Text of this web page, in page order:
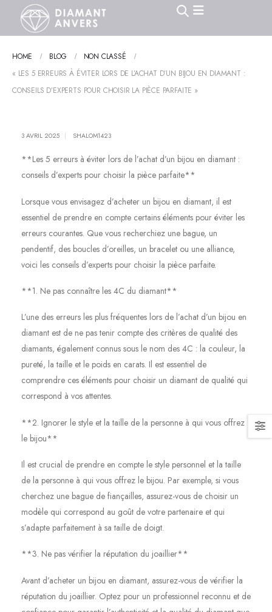
HOME BLOG
NON CLASSÉ
« LES 5 ERREURS À ÉVITER LORS DE L’ACHAT D’UN BIJOU EN DIAMANT :
CONSEILS D’EXPERTS POUR CHOISIR LA PIÈCE PARFAITE »
3 AVRIL 2025 SHALOM1423
**Les 5 erreurs à éviter lors de l’achat d’un bijou en diamant :
conseils d’experts pour choisir la pièce parfaite**
Lorsque vous envisagez d’acheter un bijou en diamant, il est
essentiel de prendre en compte certains éléments pour éviter les
erreurs courantes. Que vous recherchiez une bague, un
pendentif, des boucles d’oreilles, un bracelet ou une alliance,
voici les conseils d’experts pour choisir la pièce parfaite.
**1. Ne pas connaître les 4C du diamant**
L’une des erreurs les plus fréquentes lors de l’achat d’un bijou en
diamant est de ne pas tenir compte des critères de qualité des
diamants, également connus sous le nom des 4C : la couleur, la
pureté, la taille et le poids en carats. Il est essentiel de
comprendre ces éléments pour choisir un diamant de qualité qui
correspond à vos attentes.
**2. Ignorer le style et la taille de la personne à qui vous offrez
le bijou**
Il est crucial de prendre en compte le style personnel et la taille
de la personne à qui vous offrez le bijou. Par exemple, si vous
cherchez une bague de fiançailles, assurez-vous de choisir un
modèle qui correspond au goût de votre partenaire et qui
s’adapte parfaitement à sa taille de doigt.
**3. Ne pas vérifier la réputation du joaillier**
Avant d’acheter un bijou en diamant, assurez-vous de vérifier la
réputation du joaillier. Optez pour un professionnel reconnu et de